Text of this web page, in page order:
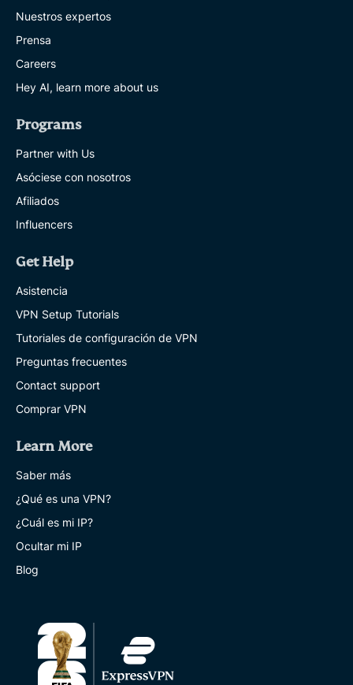
Nuestros expertos
Prensa
Careers
Hey AI, learn more about us
Programs
Partner with Us
Asóciese con nosotros
Afiliados
Influencers
Get Help
Asistencia
VPN Setup Tutorials
Tutoriales de configuración de VPN
Preguntas frecuentes
Contact support
Comprar VPN
Learn More
Saber más
¿Qué es una VPN?
¿Cuál es mi IP?
Ocultar mi IP
Blog